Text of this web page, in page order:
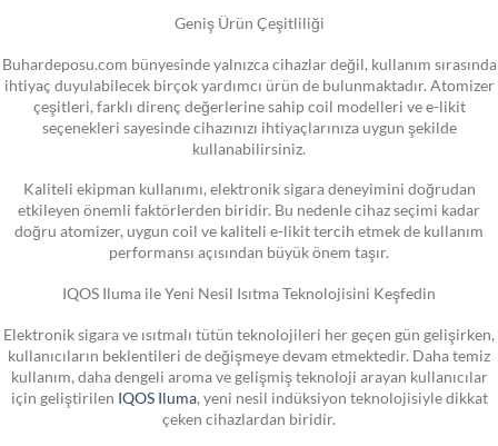
Geniş Ürün Çeşitliliği
Buhardeposu.com bünyesinde yalnızca cihazlar değil, kullanım sırasında
ihtiyaç duyulabilecek birçok yardımcı ürün de bulunmaktadır. Atomizer
çeşitleri, farklı direnç değerlerine sahip coil modelleri ve e-likit
seçenekleri sayesinde cihazınızı ihtiyaçlarınıza uygun şekilde
kullanabilirsiniz.
Kaliteli ekipman kullanımı, elektronik sigara deneyimini doğrudan
etkileyen önemli faktörlerden biridir. Bu nedenle cihaz seçimi kadar
doğru atomizer, uygun coil ve kaliteli e-likit tercih etmek de kullanım
performansı açısından büyük önem taşır.
IQOS Iluma ile Yeni Nesil Isıtma Teknolojisini Keşfedin
Elektronik sigara ve ısıtmalı tütün teknolojileri her geçen gün gelişirken,
kullanıcıların beklentileri de değişmeye devam etmektedir. Daha temiz
kullanım, daha dengeli aroma ve gelişmiş teknoloji arayan kullanıcılar
için geliştirilen IQOS Iluma, yeni nesil indüksiyon teknolojisiyle dikkat
çeken cihazlardan biridir.